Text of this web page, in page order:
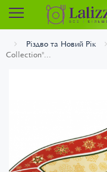
Різдво та Новий Рік
Collection"...